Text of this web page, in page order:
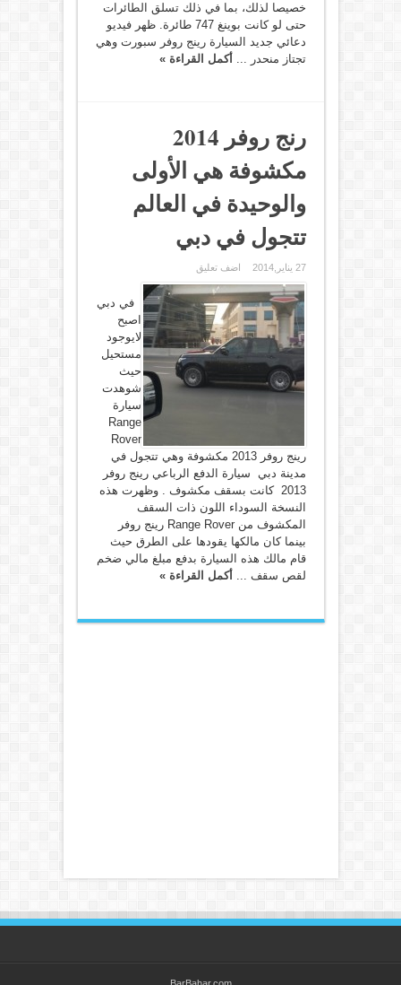
خصيصا لذلك، بما في ذلك تسلق الطائرات
حتى لو كانت بوينغ 747 طائرة. ظهر فيديو
دعائي جديد السيارة رينج روفر سبورت وهي
تجتاز منحدر ... أكمل القراءة »
رنج روفر 2014
مكشوفة هي الأولى
والوحيدة في العالم
تتجول في دبي
27 يناير,2014 اضف تعليق
في دبي
اصبح
لايوجود
مستحيل
حيث
شوهدت
سيارة
Range
Rover
رينج روفر 2013 مكشوفة وهي تتجول في
مدينة دبي سيارة الدفع الرباعي رينج روفر
2013 كانت بسقف مكشوف . وظهرت هذه
النسخة السوداء اللون ذات السقف
المكشوف من Range Rover رينج روفر
بينما كان مالكها يقودها على الطرق حيث
قام مالك هذه السيارة بدفع مبلغ مالي ضخم
لقص سقف ... أكمل القراءة »